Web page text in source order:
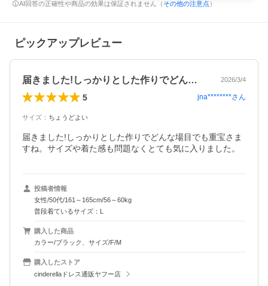
AI回答の正確性や商品の効果は保証されません（ その他の注意点 ）
ピックアップレビュー
届きました!しっかりとした作りでどんな… 2026/3/4
5 jna********さん
サイズ ： ちょうどよい
届きました!しっかりとした作りでどんな場目でも重宝さま
すね。サイズや着た感も問題なくとても気に入りました。
投稿者情報
女性/50代/161～165cm/56～60kg
普段着ているサイズ：L
購入した商品
カラー/ブラック、サイズ/F/M
購入したストア
cinderellaドレス通販ヤフー店